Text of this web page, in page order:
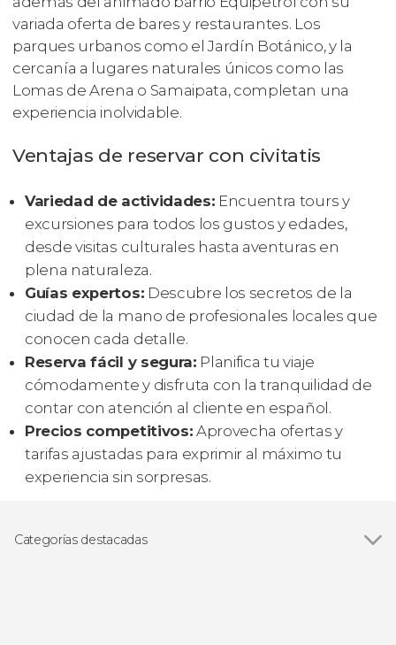
variada oferta de bares y restaurantes. Los
parques urbanos como el Jardín Botánico, y la
cercanía a lugares naturales únicos como las
Lomas de Arena o Samaipata, completan una
experiencia inolvidable.
Ventajas de reservar con civitatis
Variedad de actividades: Encuentra tours y
excursiones para todos los gustos y edades,
desde visitas culturales hasta aventuras en
plena naturaleza.
Guías expertos: Descubre los secretos de la
ciudad de la mano de profesionales locales que
conocen cada detalle.
Reserva fácil y segura: Planifica tu viaje
cómodamente y disfruta con la tranquilidad de
contar con atención al cliente en español.
Precios competitivos: Aprovecha ofertas y
tarifas ajustadas para exprimir al máximo tu
experiencia sin sorpresas.
Categorías destacadas